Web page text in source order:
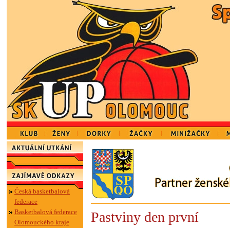
Česká basketbalová
federace
Basketbalová federace
Olomouckého kraje
Pastviny den první